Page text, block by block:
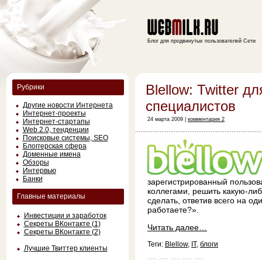
Рубрики
Другие новости Интернета
Интернет-проекты
Интернет-стартапы
Web 2.0, тенденции
Поисковые системы, SEO
Блоггерская сфера
Доменные имена
Обзоры
Интервью
Банки
Главные материалы
Инвестиции и заработок
Секреты ВКонтакте (1)
Секреты ВКонтакте (2)
Лучшие Твиттер клиенты
Блог для продвинутых пользователей Сети
Blellow: Twitter
специалистов
24 марта 2009 | комментария 2
зарегистрированный
коллегами, решить какую-
сделать, ответив всего на
работаете?».
Читать далее…
Теги: Blellow, IT, блоги